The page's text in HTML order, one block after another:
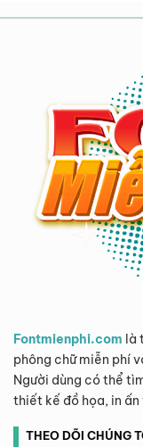
Fontmienphi.com là
phông chữ miễn phí
Người dùng có thể
thiết kế đồ họa, in
THEO DÕI CHÚNG